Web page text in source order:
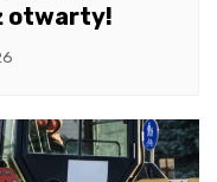
otwarty!